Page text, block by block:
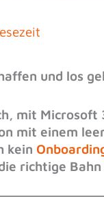
und los
mit Microsoft
mit einem
kein
richtige